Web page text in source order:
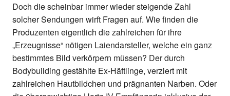
Doch die scheinbar immer wieder steigende Zahl
solcher Sendungen wirft Fragen auf. Wie finden die
Produzenten eigentlich die zahlreichen für ihre
„Erzeugnisse“ nötigen Laiendarsteller, welche ein ganz
bestimmtes Bild verkörpern müssen? Der durch
Bodybuilding gestählte Ex-Häftlinge, verziert mit
zahlreichen Hautbildchen und prägnanten Narben. Oder